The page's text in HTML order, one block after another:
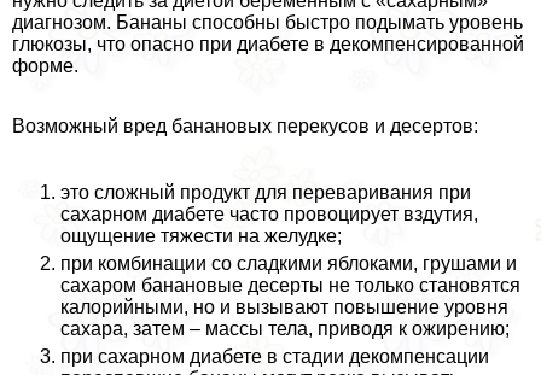
диагнозом. Бананы способны быстро подымать уровень
глюкозы, что опасно при диабете в декомпенсированной
форме.
Возможный вред банановых перекусов и десертов:
это сложный продукт для переваривания при
сахарном диабете часто провоцирует вздутия,
ощущение тяжести на желудке;
при комбинации со сладкими яблоками, грушами и
сахаром банановые десерты не только становятся
калорийными, но и вызывают повышение уровня
сахара, затем – массы тела, приводя к ожирению;
при сахарном диабете в стадии декомпенсации